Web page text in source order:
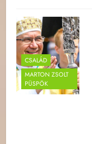
CSALÁD
MARTON ZSOLT
PÜSPÖK